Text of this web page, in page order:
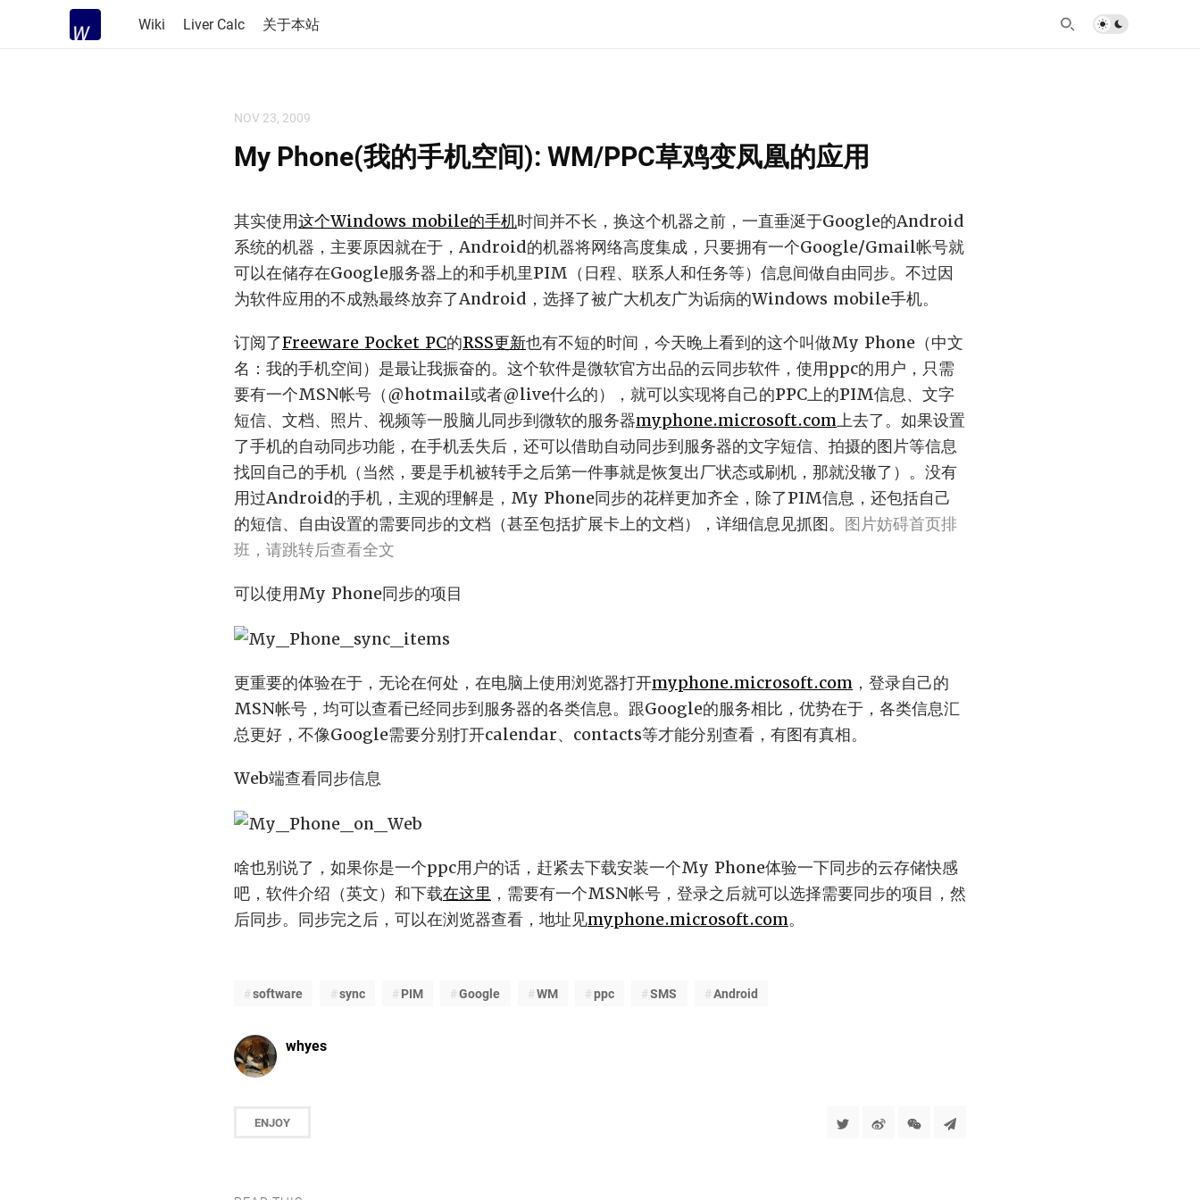
Wiki Liver Calc 关于本站
NOV 23, 2009
My Phone(我的手机空间): WM/PPC草鸡变凤凰的应用
其实使用这个Windows mobile的手机时间并不长，换这个机器之前，一直垂涎于Google的Android
系统的机器，主要原因就在于，Android的机器将网络高度集成，只要拥有一个Google/Gmail帐号就
可以在储存在Google服务器上的和手机里PIM（日程、联系人和任务等）信息间做自由同步。不过因
为软件应用的不成熟最终放弃了Android，选择了被广大机友广为诟病的Windows mobile手机。
订阅了Freeware Pocket PC的RSS更新也有不短的时间，今天晚上看到的这个叫做My Phone（中文
名：我的手机空间）是最让我振奋的。这个软件是微软官方出品的云同步软件，使用ppc的用户，只需
要有一个MSN帐号（@hotmail或者@live什么的），就可以实现将自己的PPC上的PIM信息、文字
短信、文档、照片、视频等一股脑儿同步到微软的服务器myphone.microsoft.com上去了。如果设置
了手机的自动同步功能，在手机丢失后，还可以借助自动同步到服务器的文字短信、拍摄的图片等信息
找回自己的手机（当然，要是手机被转手之后第一件事就是恢复出厂状态或刷机，那就没辙了）。没有
用过Android的手机，主观的理解是，My Phone同步的花样更加齐全，除了PIM信息，还包括自己
的短信、自由设置的需要同步的文档（甚至包括扩展卡上的文档），详细信息见抓图。 图片妨碍首页排
班，请跳转后查看全文
可以使用My Phone同步的项目
更重要的体验在于，无论在何处，在电脑上使用浏览器打开myphone.microsoft.com ，登录自己的
MSN帐号，均可以查看已经同步到服务器的各类信息。跟Google的服务相比，优势在于，各类信息汇
总更好，不像Google需要分别打开calendar、contacts等才能分别查看，有图有真相。
Web端查看同步信息
啥也别说了，如果你是一个ppc用户的话，赶紧去下载安装一个My Phone体验一下同步的云存储快感
吧，软件介绍（英文）和下载在这里 ，需要有一个MSN帐号，登录之后就可以选择需要同步的项目，然
后同步。同步完之后，可以在浏览器查看，地址见myphone.microsoft.com。
software sync PIM Google WM ppc SMS Android
whyes
ENJOY